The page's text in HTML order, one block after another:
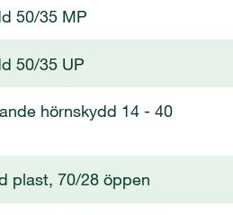
50/35 MP
50/35 UP
hörnskydd 14 - 40
plast, 70/28 öppen